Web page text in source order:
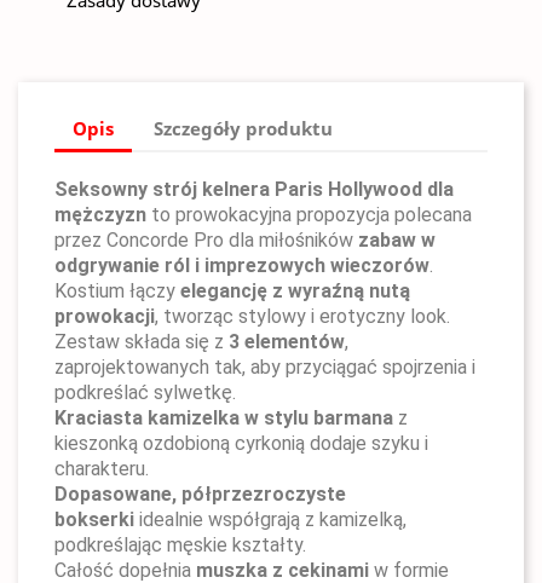
Opis Szczegóły produktu
Seksowny strój kelnera Paris Hollywood dla
mężczyzn to prowokacyjna propozycja polecana
przez Concorde Pro dla miłośników zabaw w
odgrywanie ról i imprezowych wieczorów.
Kostium łączy elegancję z wyraźną nutą
prowokacji, tworząc stylowy i erotyczny look.
Zestaw składa się z 3 elementów,
zaprojektowanych tak, aby przyciągać spojrzenia i
podkreślać sylwetkę.
Kraciasta kamizelka w stylu barmana z
kieszonką ozdobioną cyrkonią dodaje szyku i
charakteru.
Dopasowane, półprzezroczyste
bokserki idealnie współgrają z kamizelką,
podkreślając męskie kształty.
Całość dopełnia muszka z cekinami w formie